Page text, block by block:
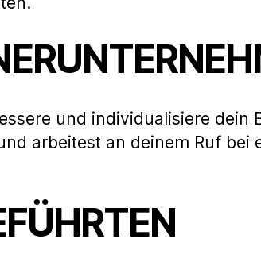
und individualisiere dein
arbeitest an deinem Ruf bei